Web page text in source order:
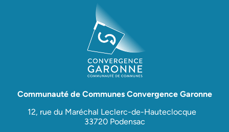
Communauté de Communes Convergence Garonne
12, rue du Maréchal Leclerc-de-Hauteclocque
33720 Podensac